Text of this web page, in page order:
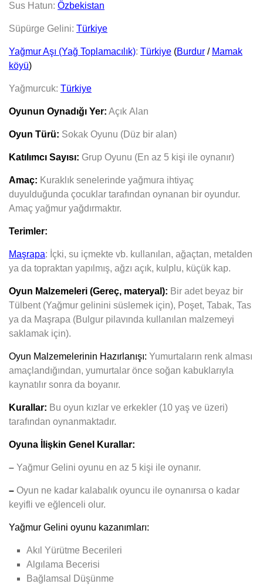
Sus Hatun: Özbekistan
Süpürge Gelini: Türkiye
Yağmur Aşı (Yağ Toplamacılık): Türkiye (Burdur / Mamak
köyü)
Yağmurcuk: Türkiye
Oyunun Oynadığı Yer: Açık Alan
Oyun Türü: Sokak Oyunu (Düz bir alan)
Katılımcı Sayısı: Grup Oyunu (En az 5 kişi ile oynanır)
Amaç: Kuraklık senelerinde yağmura ihtiyaç
duyulduğunda çocuklar tarafından oynanan bir oyundur.
Amaç yağmur yağdırmaktır.
Terimler:
Maşrapa: İçki, su içmekte vb. kullanılan, ağaçtan, metalden
ya da topraktan yapılmış, ağzı açık, kulplu, küçük kap.
Oyun Malzemeleri (Gereç, materyal): Bir adet beyaz bir
Tülbent (Yağmur gelinini süslemek için), Poşet, Tabak, Tas
ya da Maşrapa (Bulgur pilavında kullanılan malzemeyi
saklamak için).
Oyun Malzemelerinin Hazırlanışı: Yumurtaların renk alması
amaçlandığından, yumurtalar önce soğan kabuklarıyla
kaynatılır sonra da boyanır.
Kurallar: Bu oyun kızlar ve erkekler (10 yaş ve üzeri)
tarafından oynanmaktadır.
Oyuna İlişkin Genel Kurallar:
– Yağmur Gelini oyunu en az 5 kişi ile oynanır.
– Oyun ne kadar kalabalık oyuncu ile oynanırsa o kadar
keyifli ve eğlenceli olur.
Yağmur Gelini oyunu kazanımları:
Akıl Yürütme Becerileri
Algılama Becerisi
Bağlamsal Düşünme